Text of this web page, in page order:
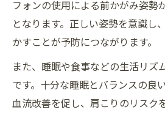
フォンの使用による前かがみ姿勢
となります。正しい姿勢を意識し
かすことが予防につながります。
また、睡眠や食事などの生活リズ
です。十分な睡眠とバランスの良
血流改善を促し、肩こりのリスク